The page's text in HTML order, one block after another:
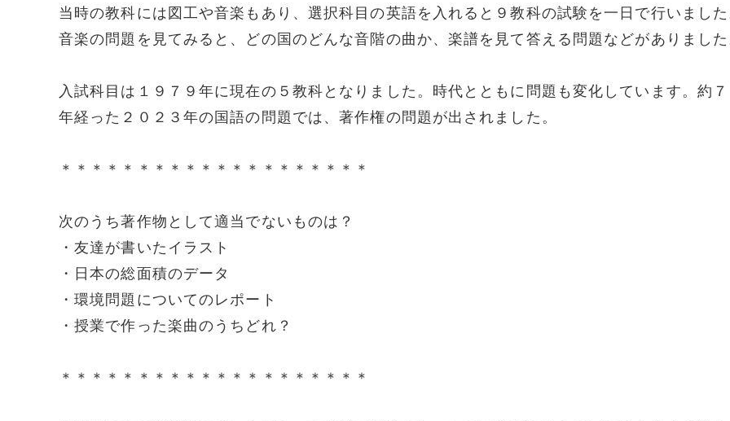
当時の教科には図工や音楽もあり、選択科目の英語を入れると９教科の試験を一日で行いまし
音楽の問題を見てみると、どの国のどんな音階の曲か、楽譜を見て答える問題などがありまし
入試科目は１９７９年に現在の５教科となりました。時代とともに問題も変化しています。約
年経った２０２３年の国語の問題では、著作権の問題が出されました。
＊＊＊＊＊＊＊＊＊＊＊＊＊＊＊＊＊＊＊＊
次のうち著作物として適当でないものは？
・友達が書いたイラスト
・日本の総面積のデータ
・環境問題についてのレポート
・授業で作った楽曲のうちどれ？
＊＊＊＊＊＊＊＊＊＊＊＊＊＊＊＊＊＊＊＊